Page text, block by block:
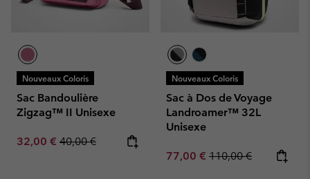
Nouveaux Coloris
Sac Bandoulière
Zigzag™ II Unisexe
Sale price:
32,00 € Regular price:
40,00 €
Nouveaux Coloris
Sac à Dos de Voyage
Landroamer™ 32L
Unisexe
Sale price:
77,00 € Regular price:
110,00 €